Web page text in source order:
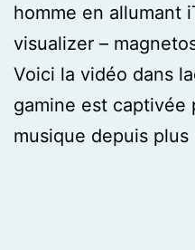
homme en allumant
visualizer –
Voici la vidéo dans
gamine est captivée
musique depuis plus